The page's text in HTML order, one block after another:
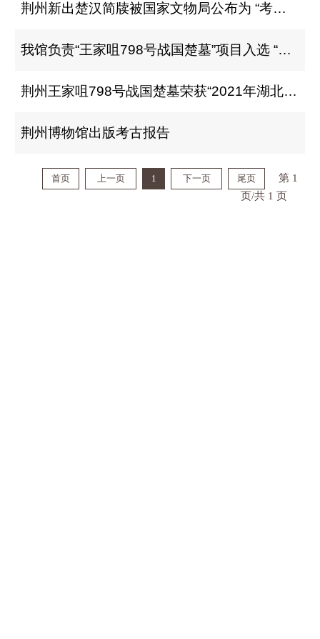
荆州新出楚汉简牍被国家文物局公布为 “考古中国”重大项目
我馆负责“王家咀798号战国楚墓”项目入选 “2021年湖北六大考古新发现”
荆州王家咀798号战国楚墓荣获“2021年湖北六大考古新发现”
荆州博物馆出版考古报告
首页 上一页 1 下一页 尾页
第 1
页/共 1 页